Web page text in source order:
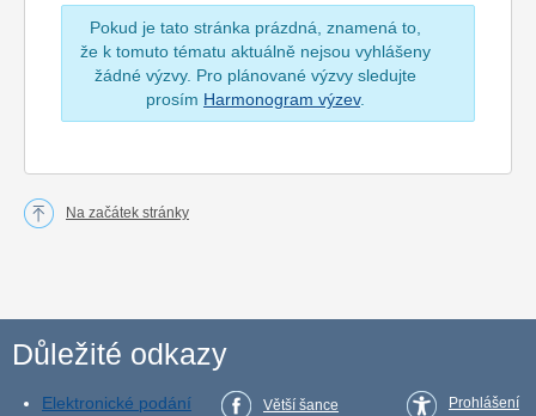
Pokud je tato stránka prázdná, znamená to,
že k tomuto tématu aktuálně nejsou vyhlášeny
žádné výzvy. Pro plánované výzvy sledujte
prosím Harmonogram výzev.
Na začátek stránky
Důležité odkazy
Elektronické podání
Větší šance
Prohlášení